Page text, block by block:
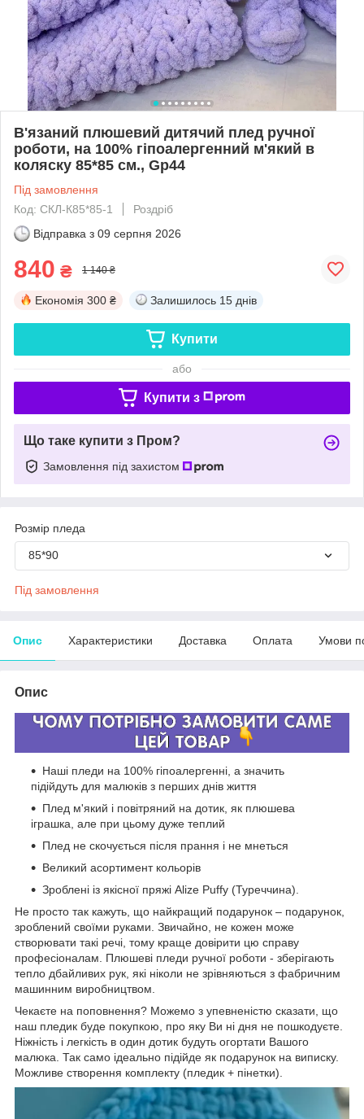
В'язаний плюшевий дитячий плед ручної
роботи, на 100% гіпоалергенний м'який в
коляску 85*85 см., Gp44
Під замовлення
Код: СКЛ-К85*85-1
Роздріб
Відправка з 09 серпня 2026
840 ₴ 1 140 ₴
Економія 300 ₴ Залишилось 15 днів
Купити
або
Купити з
Що таке купити з Пром?
Замовлення під захистом
Розмір пледа
85*90
Під замовлення
Опис Характеристики Доставка Оплата Умови
Опис
Наші пледи на 100% гіпоалергенні, а значить
підійдуть для малюків з перших днів життя
Плед м'який і повітряний на дотик, як плюшева
іграшка, але при цьому дуже теплий
Плед не скочується після прання і не мнеться
Великий асортимент кольорів
Зроблені із якісної пряжі Alize Puffy (Туреччина).
Не просто так кажуть, що найкращий подарунок – подарунок,
зроблений своїми руками. Звичайно, не кожен може
створювати такі речі, тому краще довірити цю справу
професіоналам. Плюшеві пледи ручної роботи - зберігають
тепло дбайливих рук, які ніколи не зрівняються з фабричним
машинним виробництвом.
Чекаєте на поповнення? Можемо з упевненістю сказати, що
наш пледик буде покупкою, про яку Ви ні дня не пошкодуєте.
Ніжність і легкість в один дотик будуть огортати Вашого
малюка. Так само ідеально підійде як подарунок на виписку.
Можливе створення комплекту (пледик + пінетки).